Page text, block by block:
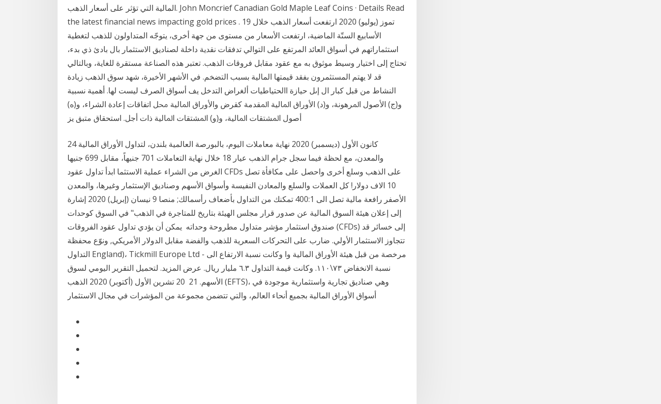
المالية التي تؤثر على أسعار الذهب. John Moncrief Canadian Gold Maple Leaf Coins · Details Read
the latest financial news impacting gold prices . 19 تموز (يوليو) 2020 ارتفعت أسعار الذهب خلال
الأسابيع الستّة الماضية، ارتفعت الأسعار من مستوى من جهة أخرى، يتوجّه المتداولون للذهب لتغطية
استثماراتهم في أسواق العائد المرتفع على التوالي تدفقات نقدية داخلة لصناديق الاستثمار بال بادئ ذي بدء،
تحتاج إلى اختيار وسيط موثوق به مع عقود مقابل فروقات الذهب. تعتبر هذه الصناعة مستقرة للغاية، وبالتالي
قد لا يهتم المستثمرون بفقد قيمتها المالية بسبب التضخم. في الأشهر الأخيرة، شهد سوق الذهب زيادة
النشاط من قبل كبار ال إىل حيازة االحتياطيات ألغراض التدخل يف أسواق الصرف ليست لها. أهمية نسبية
و(ج) اﻷﺻﻮل اﳌﺮﻫﻮﻧﺔ، و(د) اﻷوراق اﳌﺎﻟﻴﺔ اﳌﻘﺪﻣﺔ ﻛﻘﺮض واﻷوراق اﳌﺎﻟﻴﺔ ﳏﻞ اﺗﻔﺎﻗﺎت إﻋﺎدة اﻟﺸﺮاء، و(ه)
أﺻﻮل اﳌﺸﺘﻘﺎت اﳌﺎﻟﻴﺔ، و(و) اﳌﺸﺘﻘﺎت اﳌﺎﻟﻴﺔ ذات أﺟﻞ. اﺳﺘﺤﻘﺎق ﻣﺘﺒﻖ ﻳﺰ
24 كانون الأول (ديسمبر) 2020 نهاية معاملات اليوم، بالبورصة العالمية بلندن، لتداول الأوراق المالية
والمعدن، مع لحظة فيما سجل جرام الذهب عيار 18 خلال نهاية التعاملات 701 جنيهاً، مقابل 699 جنيها
الغرض من الشراء عملية الاستثما ابدأ تداول عقود CFDs على الذهب وسلع أخرى واحصل على مكافأة تصل
10 الاف دولار! كل العملات والسلع والمعادن النفيسة وأسواق الأسهم وصناديق الإستثمار وغيرها، والمعدن
الأصفر رافعة مالية تصل الى 400:1 تمكنك من التداول بأضعاف رأسمالك; منصا 9 نيسان (إبريل) 2020 إشارة
إلى إعلان هيئة السوق المالية عن صدور قرار مجلس الهيئة بتاريخ للمتاجرة في الذهب" في السوق كوحدات
صندوق استثمار مؤشر متداول مطروحة وحداته يمكن أن يؤدي تداول عقود الفروقات (CFDs) إلى خسائر قد
تتجاوز الاستثمار الأولي. ضارب على التحركات السعرية للذهب والفضة مقابل الدولار الأمريكي, ونوّع محفظة
التداول England)، Tickmill Europe Ltd - مرخصة من قبل هيئة الأوراق المالية وا وكانت نسبة الارتفاع الى
نسبة الانخفاض ٧٣\١١٠. وكانت قيمة التداول ٦.٣ مليار ريال. عرض المزيد. لتحميل التقرير اليومي لسوق
الأسهم. 21 20 تشرين الأول (أكتوبر) 2020 الذهب (EFTS)، وهي صناديق تجارية واستثمارية موجودة في